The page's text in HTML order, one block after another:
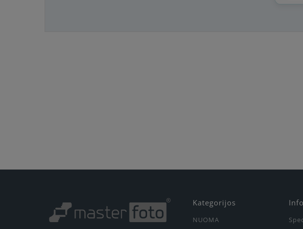
Kategorijos
NUOMA